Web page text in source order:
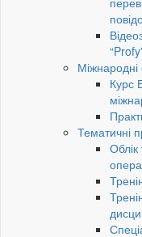
Міжнародні
Курс
Тематичні